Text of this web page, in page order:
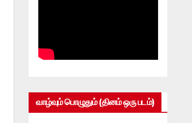
வாழ்வும் பொழுதும் (தினம் ஒரு படம்)